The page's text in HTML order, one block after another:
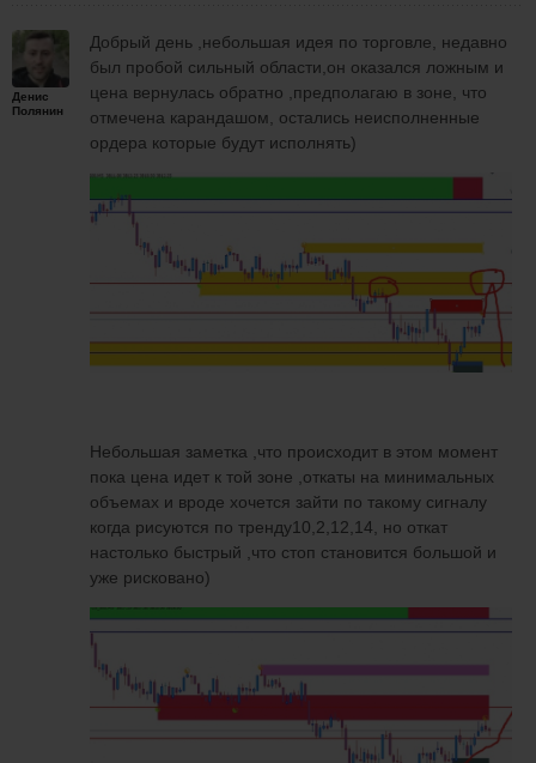
Денис
Полянин
Добрый день ,небольшая идея по торговле, недавно
был пробой сильный области,он оказался ложным и
цена вернулась обратно ,предполагаю в зоне, что
отмечена карандашом, остались неисполненные
ордера которые будут исполнять)
Небольшая заметка ,что происходит в этом момент
пока цена идет к той зоне ,откаты на минимальных
объемах и вроде хочется зайти по такому сигналу
когда рисуются по тренду10,2,12,14, но откат
настолько быстрый ,что стоп становится большой и
уже рисковано)